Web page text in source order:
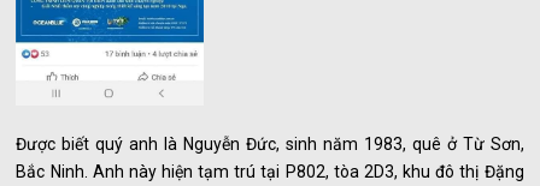
Được biết quý anh là Nguyễn Đức, sinh năm 1983, quê ở Từ Sơn,
Bắc Ninh. Anh này hiện tạm trú tại P802, tòa 2D3, khu đô thị Đặng